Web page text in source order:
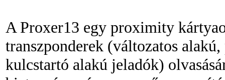
A Proxer13 egy proximity
transzponderek (változatos
kulcstartó alakú jeladók)